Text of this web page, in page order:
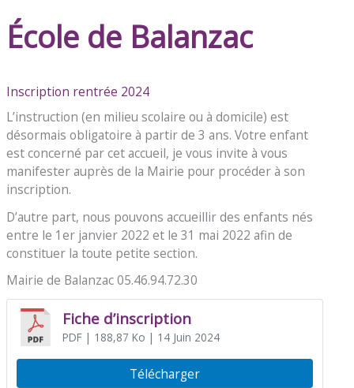
École de Balanzac
Inscription rentrée 2024
L’instruction (en milieu scolaire ou à domicile) est
désormais obligatoire à partir de 3 ans. Votre enfant
est concerné par cet accueil, je vous invite à vous
manifester auprès de la Mairie pour procéder à son
inscription.
D’autre part, nous pouvons accueillir des enfants nés
entre le 1er janvier 2022 et le 31 mai 2022 afin de
constituer la toute petite section.
Mairie de Balanzac 05.46.94.72.30
Fiche d’inscription
PDF| 188,87 Ko | 14 Juin 2024
Télécharger